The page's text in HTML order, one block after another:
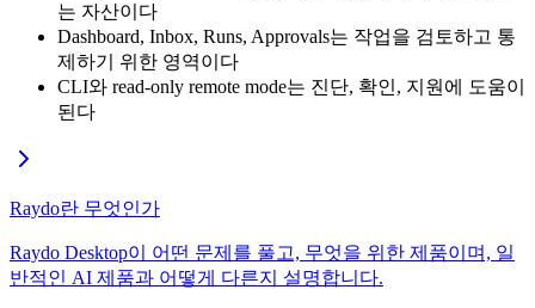
는 자산이다
Dashboard, Inbox, Runs, Approvals는 작업을 검토하고 통
제하기 위한 영역이다
CLI와 read-only remote mode는 진단, 확인, 지원에 도움이
된다
Raydo란 무엇인가
Raydo Desktop이 어떤 문제를 풀고, 무엇을 위한 제품이며, 일
반적인 AI 제품과 어떻게 다른지 설명합니다.